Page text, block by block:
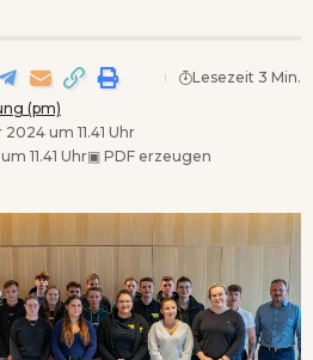
(pm)
um 11.41 Uhr
11.41 Uhr▣ PDF erzeugen
Lesezeit 3 Min.